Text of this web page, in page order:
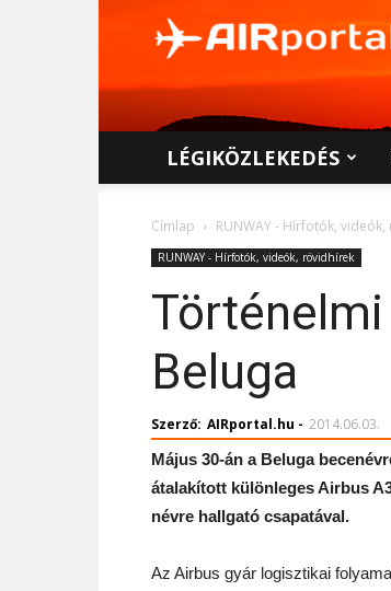
LÉGIKÖZLEKEDÉS
Címlap RUNWAY - Hírfotók,
RUNWAY - Hírfotók, videók, rövidhírek
Beluga
Szerző: AIRportal.hu - 2014.06.03.
Május 30-án a Beluga
átalakított különleges Airbus
névre hallgató csapatával.
Az Airbus gyár logisztikai